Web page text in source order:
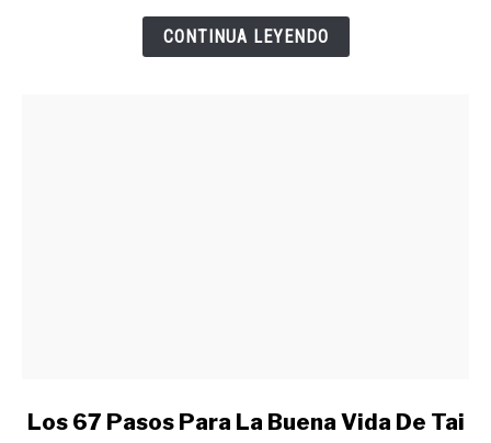
CONTINUA LEYENDO
link
Los 67 Pasos Para La Buena Vida De Tai